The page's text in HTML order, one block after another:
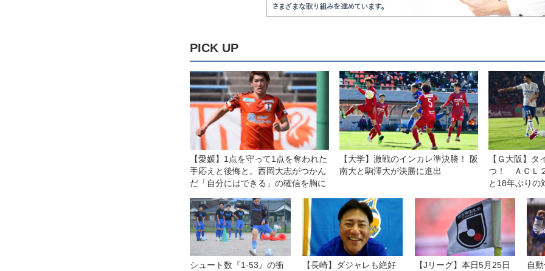
PICK UP
【愛媛】1点を守って1点を奪われた
手応えと後悔と。西岡大志がつかん
だ「自分にはできる」の確信を胸に
【大学】激戦のインカレ準決勝！ 阪
南大と駒澤大が決勝に進出
【Ｇ大阪】
つ！ ＡＣＬ
と18年ぶりの
番気持ちいい
シュート数『1-53』の衝
【長崎】ダジャレも絶好
【Jリーグ】本日5月25日
自